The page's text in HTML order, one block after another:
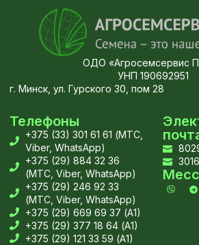
ОДО «Агросемсервис
УНП 190692951
г. Минск, ул. Гурского 30, пом 28
Телефоны
+375 (33) 301 61 61 (МТС,
Viber, WhatsApp)
+375 (29) 884 32 36
(МТС, Viber, WhatsApp)
+375 (29) 246 92 33
(МТС, Viber, WhatsApp)
+375 (29) 669 69 37 (А1)
+375 (29) 377 18 64 (А1)
+375 (29) 121 33 59 (А1)